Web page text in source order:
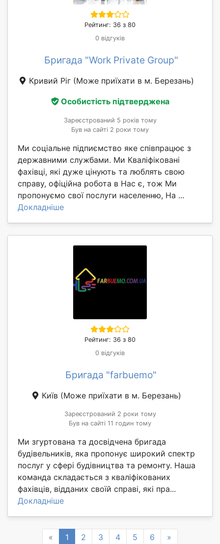
Рейтинг: 36 з 80
0 відгуків
Бригада "Work Private Group"
Кривий Ріг (Може приїхати в м. Березань)
Особистість підтверджена
Зареєстрований 5 років тому
Був на сайті 2 роки тому
Ми соціальне підпиємство яке співпрацює з
державними службами. Ми Кваліфіковані
фахівці, які дуже цінують та люблять свою
справу, офіційна робота в Нас є, тож Ми
пропонуємо свої послуги населенню, На ...
Докладніше
Рейтинг: 36 з 80
0 відгуків
Бригада "farbuemo"
Київ (Може приїхати в м. Березань)
Зареєстрований 2 роки тому
Був на сайті 11 годин тому
Ми згуртована та досвідчена бригада
будівельників, яка пропонує широкий спектр
послуг у сфері будівництва та ремонту. Наша
команда складається з кваліфікованих
фахівців, відданих своїй справі, які пра...
Докладніше
« Previous
1 2 3 4 5 6 »